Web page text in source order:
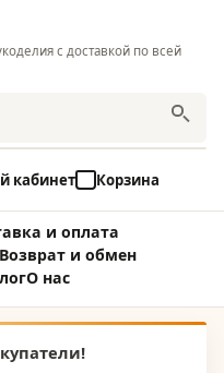
с доставкой по всей
кабинет Корзина
и оплата
и обмен
О нас